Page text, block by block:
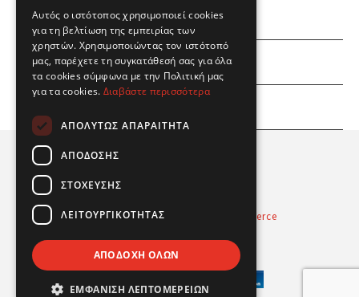
ΕΜΕΙΣ
ΕΣΕΙΣ
Powered byRadicode
nopCommerce
Αυτός ο ιστότοπος χρησιμοποιεί cookies
για τη βελτίωση της εμπειρίας των
χρηστών. Χρησιμοποιώντας τον ιστότοπό
μας, παρέχετε τη συγκατάθεσή σας για όλα
τα cookies σύμφωνα με την Πολιτική μας
για τα cookies. Διαβάστε περισσότερα
ΑΠΟΛΎΤΩΣ ΑΠΑΡΑΊΤΗΤΑ
ΑΠΌΔΟΣΗΣ
ΣΤΌΧΕΥΣΗΣ
ΛΕΙΤΟΥΡΓΙΚΌΤΗΤΑΣ
ΑΠΟΔΟΧΉ ΌΛΩΝ
ΕΜΦΆΝΙΣΗ ΛΕΠΤΟΜΕΡΕΙΏΝ